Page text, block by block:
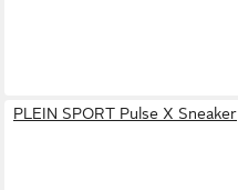
PLEIN SPORT Pulse X Sneaker